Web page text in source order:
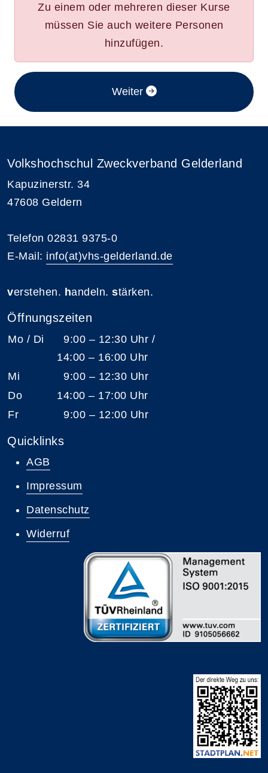
Zu einem oder mehreren dieser Kurse
müssen Sie auch weitere Personen
hinzufügen.
Weiter im Anmeldeverfahren
Volkshochschul Zweckverband Gelderland
Kapuzinerstr. 34
47608 Geldern
Telefon 02831 9375-0
E-Mail: info(at)vhs-gelderland.de
verstehen. handeln. stärken.
Öffnungszeiten
Mo / Di
9:00 – 12:30 Uhr /
14:00 – 16:00 Uhr
Mi
9:00 – 12:30 Uhr
Do
14:00 – 17:00 Uhr
Fr
9:00 – 12:00 Uhr
Quicklinks
AGB
Impressum
Datenschutz
Widerruf